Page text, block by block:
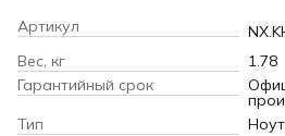
Артикул
Вес, кг
1.78
Гарантийный срок
Тип